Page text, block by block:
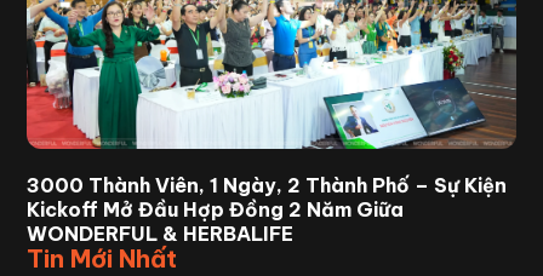
3000 Thành Viên, 1 Ngày, 2 Thành Phố – Sự Kiện
Kickoff Mở Đầu Hợp Đồng 2 Năm Giữa
WONDERFUL & HERBALIFE
Tin Mới Nhất